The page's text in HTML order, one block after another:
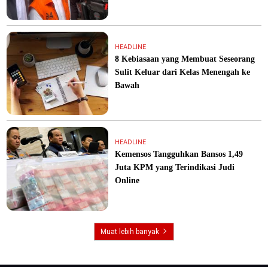
HEADLINE
8 Kebiasaan yang Membuat Seseorang
Sulit Keluar dari Kelas Menengah ke
Bawah
HEADLINE
Kemensos Tangguhkan Bansos 1,49
Juta KPM yang Terindikasi Judi
Online
Muat lebih banyak